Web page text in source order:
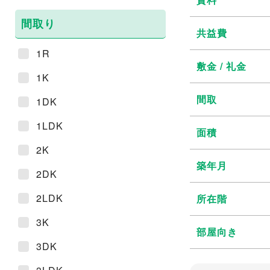
間取り
1R
1K
1DK
1LDK
2K
2DK
2LDK
3K
3DK
共益費
敷金 / 礼金
間取
面積
築年月
所在階
部屋向き